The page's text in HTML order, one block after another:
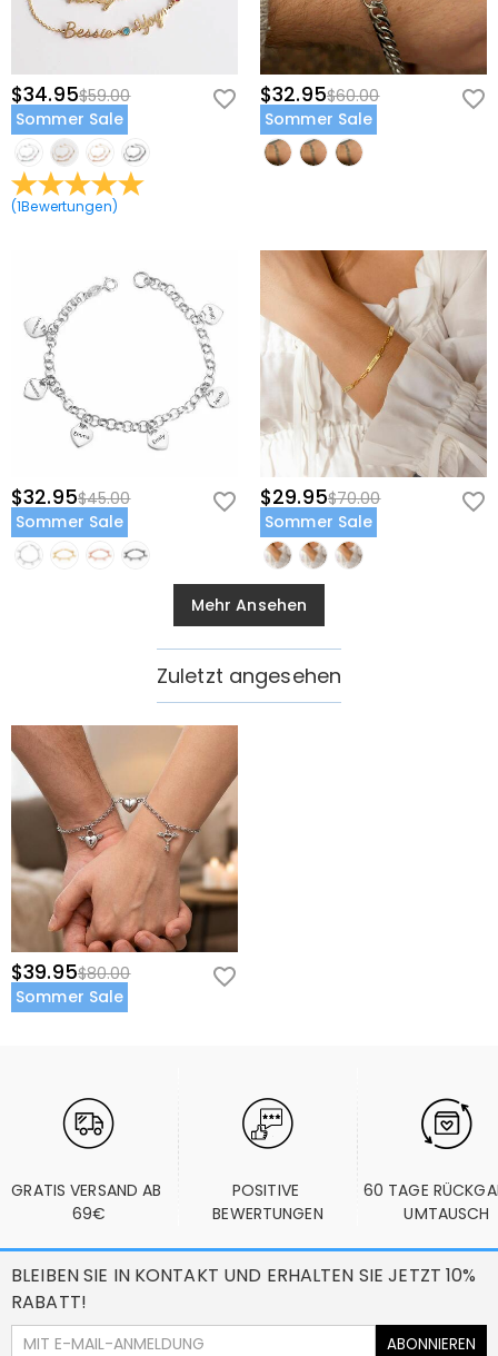
$34.95$59.00
Sommer Sale
(1Bewertungen)
$32.95$60.00
Sommer Sale
$32.95$45.00
Sommer Sale
$29.95$70.00
Sommer Sale
Mehr Ansehen
Zuletzt angesehen
$39.95$80.00
Sommer Sale
GRATIS VERSAND AB
69€
POSITIVE
BEWERTUNGEN
60 TAGE
UMTAUSCH
BLEIBEN SIE IN KONTAKT UND ERHALTEN SIE JETZT 10%
RABATT!
ABONNIEREN